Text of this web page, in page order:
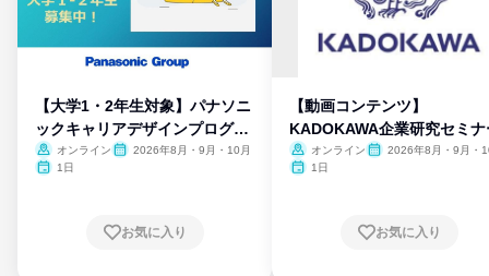
【大学1・2年生対象】パナソニ
ックキャリアデザインプログラ
ム
オンライン
2026年8月・9月・10月
1日
お気に入り
【動画コンテンツ】
KADOKAWA企業研究セミナ
オンライン
2026年8月・9月・
1日
お気に入り